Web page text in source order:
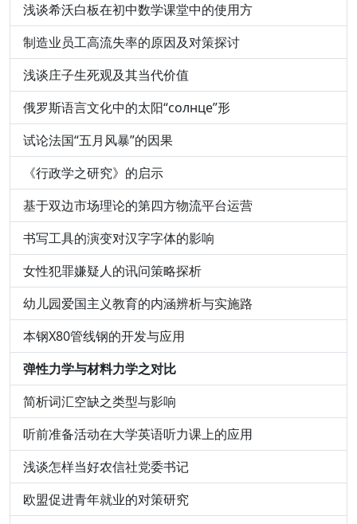
浅谈希沃白板在初中数学课堂中的使用方
制造业员工高流失率的原因及对策探讨
浅谈庄子生死观及其当代价值
俄罗斯语言文化中的太阳“солнце”形
试论法国“五月风暴”的因果
《行政学之研究》的启示
基于双边市场理论的第四方物流平台运营
书写工具的演变对汉字字体的影响
女性犯罪嫌疑人的讯问策略探析
幼儿园爱国主义教育的内涵辨析与实施路
本钢X80管线钢的开发与应用
弹性力学与材料力学之对比
简析词汇空缺之类型与影响
听前准备活动在大学英语听力课上的应用
浅谈怎样当好农信社党委书记
欧盟促进青年就业的对策研究